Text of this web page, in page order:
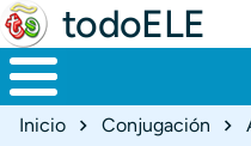
todoELE
Ruta de
Inicio Conjugación